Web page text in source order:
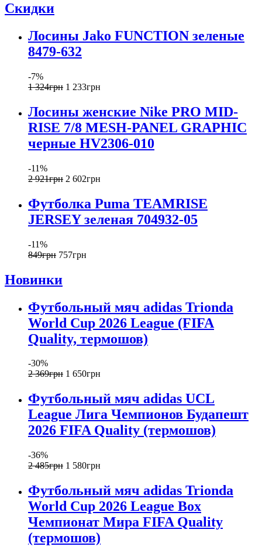
Скидки
Лосины Jako FUNCTION зеленые
8479-632
-7%
1 324грн 1 233грн
Лосины женские Nike PRO MID-
RISE 7/8 MESH-PANEL GRAPHIC
черные HV2306-010
-11%
2 921грн 2 602грн
Футболка Puma TEAMRISE
JERSEY зеленая 704932-05
-11%
849грн 757грн
Новинки
Футбольный мяч adidas Trionda
World Cup 2026 League (FIFA
Quality, термошов)
-30%
2 369грн 1 650грн
Футбольный мяч adidas UCL
League Лига Чемпионов Будапешт
2026 FIFA Quality (термошов)
-36%
2 485грн 1 580грн
Футбольный мяч adidas Trionda
World Cup 2026 League Box
Чемпионат Мира FIFA Quality
(термошов)